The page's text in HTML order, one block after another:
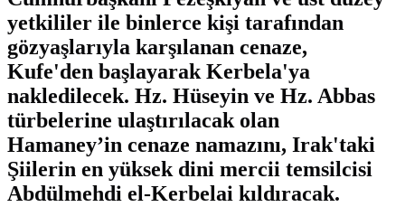
yetkililer ile binlerce kişi tarafından
gözyaşlarıyla karşılanan cenaze,
Kufe'den başlayarak Kerbela'ya
nakledilecek. Hz. Hüseyin ve Hz. Abbas
türbelerine ulaştırılacak olan
Hamaney’in cenaze namazını, Irak'taki
Şiilerin en yüksek dini mercii temsilcisi
Abdülmehdi el-Kerbelai kıldıracak.